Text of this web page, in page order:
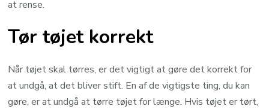
at rense.
Tør tøjet korrekt
Når tøjet skal tørres, er det vigtigt at gøre det korrekt for
at undgå, at det bliver stift. En af de vigtigste ting, du kan
gøre, er at undgå at tørre tøjet for længe. Hvis tøjet er tørt,